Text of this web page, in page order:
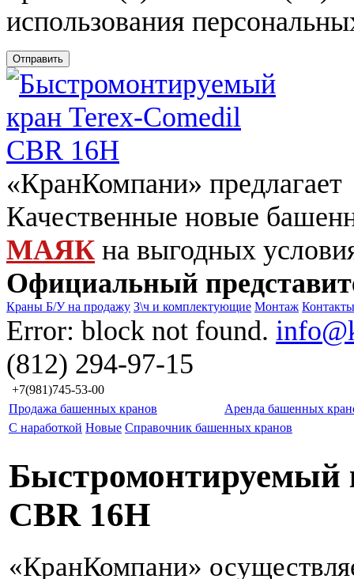
использования
Отправить
«КранКомпани» предлагает
Качественные новые
МАЯК на выгодных
Официальный
Краны Б/У на продажу З\ч и комплектующие Монтаж Контакты
Error: block not found.
(812) 294-97-15
+7(981)745-53-00
Продажа башенных кранов
Аренда башенных
С наработкой Новые Справочник башенных кранов
Быстромонтируемый
CBR 16H
«КранКомпани»